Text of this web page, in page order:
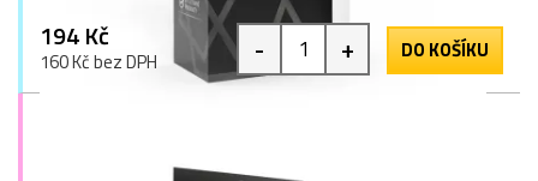
194 Kč
160 Kč bez DPH - + DO KOŠÍKU